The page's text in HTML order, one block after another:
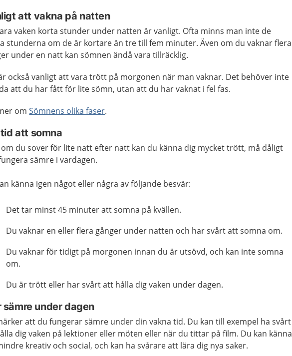
att vakna på natten
vaken korta stunder under natten är vanligt. Ofta minns man inte de
stunderna om de är kortare än tre till fem minuter. Även om du vaknar flera
under en natt kan sömnen ändå vara tillräcklig.
också vanligt att vara trött på morgonen när man vaknar. Det behöver inte
att du har fått för lite sömn, utan att du har vaknat i fel fas.
omSömnens olika faser.
att somna
du sover för lite natt efter natt kan du känna dig mycket trött, må dåligt
sämre i vardagen.
känna igen något eller några av följande besvär:
Det tar minst 45 minuter att somna på kvällen.
Du vaknar en eller flera gånger under natten och har svårt att somna om.
Du vaknar för tidigt på morgonen innan du är utsövd, och kan inte somna
om.
Du är trött eller har svårt att hålla dig vaken under dagen.
sämre under dagen
att du fungerar sämre under din vakna tid. Du kan till exempel ha svårt
dig vaken på lektioner eller möten eller när du tittar på film. Du kan känna
kreativ och social, och kan ha svårare att lära dig nya saker.